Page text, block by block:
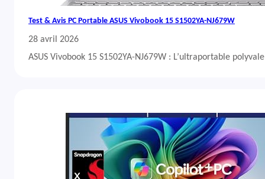
Test & Avis PC Portable ASUS Vivobook 15 S1502YA-NJ679W
28 avril 2026
ASUS Vivobook 15 S1502YA-NJ679W : L’ultraportable